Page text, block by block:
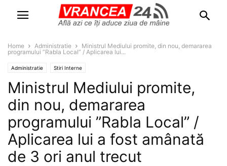
Home Administratie
Ministrul Mediului promite, din nou, demararea
programului ”Rabla Local” / Aplicarea lui...
Administratie Stiri Interne
Ministrul Mediului promite,
din nou, demararea
programului ”Rabla Local” /
Aplicarea lui a fost amânată
de 3 ori anul trecut